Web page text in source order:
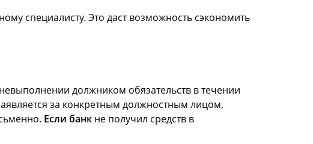
специалисту. Это даст возможность сэкономить
должником обязательств в течении
за конкретным должностным лицом,
Если банк не получил средств в